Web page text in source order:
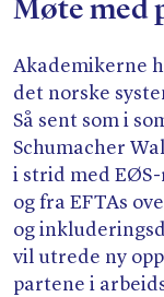
Møte med
Akademikerne
det norske
Så sent som i
Schumacher
i strid med
og fra EFTAs
og
vil utrede ny
partene i